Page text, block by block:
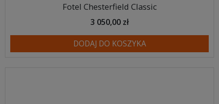
Fotel Chesterfield Classic
3 050,00 zł
DODAJ DO KOSZYKA